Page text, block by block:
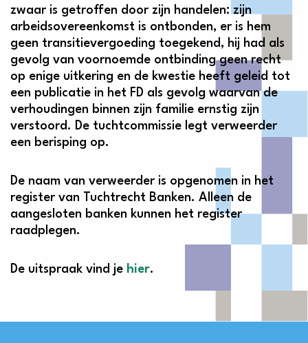
zwaar is getroffen door zijn handelen: zijn
arbeidsovereenkomst is ontbonden, er is hem
geen transitievergoeding toegekend, hij had als
gevolg van voornoemde ontbinding geen recht
op enige uitkering en de kwestie heeft geleid tot
een publicatie in het FD als gevolg waarvan de
verhoudingen binnen zijn familie ernstig zijn
verstoord. De tuchtcommissie legt verweerder
een berisping op.
De naam van verweerder is opgenomen in het
register van Tuchtrecht Banken. Alleen de
aangesloten banken kunnen het register
raadplegen.
De uitspraak vind je hier.